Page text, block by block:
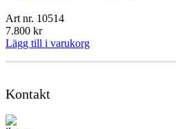
Art nr. 10514
7.800 kr
Lägg till i varukorg
Kontakt